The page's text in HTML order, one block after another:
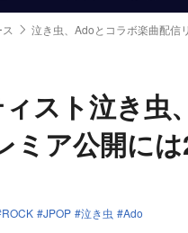
泣き虫、Adoとコラボ楽曲配信
スト泣き虫
ア公開には
ROCK JPOP 泣き虫 Ado